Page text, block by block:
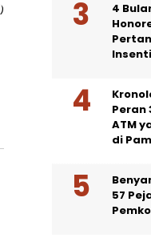
4
Peran
ATM
di
57